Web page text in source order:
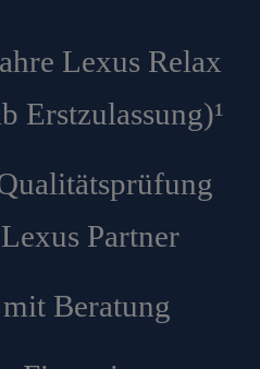
Lexus Relax
Erstzulassung)¹
Partner
Beratung